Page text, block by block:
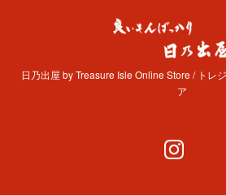
日乃出屋 by Treasure Isle Online Store / トレ
ア